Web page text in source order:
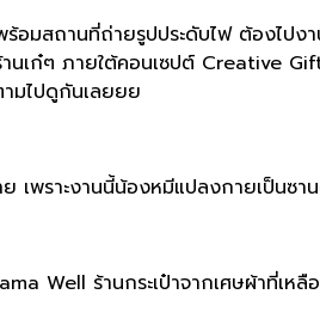
อมสถานที่ถ่ายรูปประดับไฟ ต้องไปง
นเก๋ๆ ภายใต้คอนเซปต์ Creative
มไปดูกันเลยยย
เพราะงานนี้น้องหมีแปลงกายเป็นซ
Well ร้านกระเป๋าจากเศษผ้าที่เห